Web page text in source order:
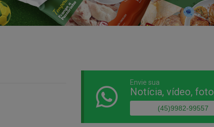
Envie sua
Notícia, vídeo, foto
(45)9982-99557